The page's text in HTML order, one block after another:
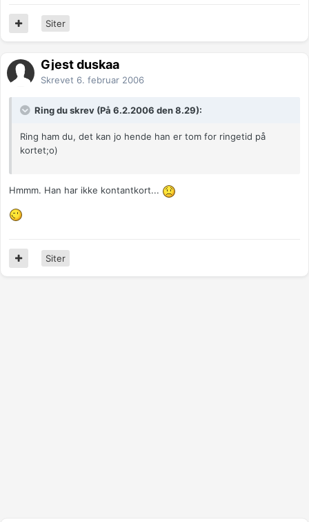
Siter
Gjest duskaa
Skrevet 6. februar 2006
Ring du skrev (På 6.2.2006 den 8.29):
Ring ham du, det kan jo hende han er tom for ringetid på
kortet;o)
Hmmm. Han har ikke kontantkort...
Siter